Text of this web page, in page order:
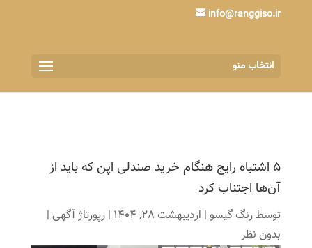
info@ranggiso.ir
انتخاب منو
۵ اشتباه رایج هنگام خرید صندلی اپن که باید از
آن‌ها اجتناب کرد
توسطرنگ گیسو| اردیبهشت 28, 1404 | رپورتاژ آگهی|
بدون نظر